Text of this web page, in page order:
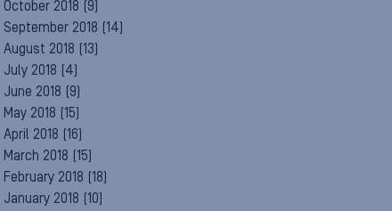
October 2018 (9)
September 2018 (14)
August 2018 (13)
July 2018 (4)
June 2018 (9)
May 2018 (15)
April 2018 (16)
March 2018 (15)
February 2018 (18)
January 2018 (10)